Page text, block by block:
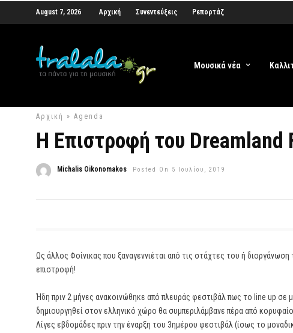
August 7, 2026 Αρχική Συνεντεύξεις Ρεπορτάζ
Μουσικά νέα
Αρχική » Agenda
Η Επιστροφή του Dreamland
Michalis Oikonomakos Posted On 5 Ιουλίου, 2019
Ως άλλος Φοίνικας που ξαναγεννιέται από τις στάχτες του ή διοργάνωση
επιστροφή!
Ήδη πριν 2 μήνες ανακοινώθηκε από πλευράς φεστιβάλ πως το line up σε
δημιουργηθεί στον ελληνικό χώρο θα συμπεριλάμβανε πέρα από
Λίγες εβδομάδες πριν την έναρξη του 3ημέρου φεστιβάλ (ίσως το